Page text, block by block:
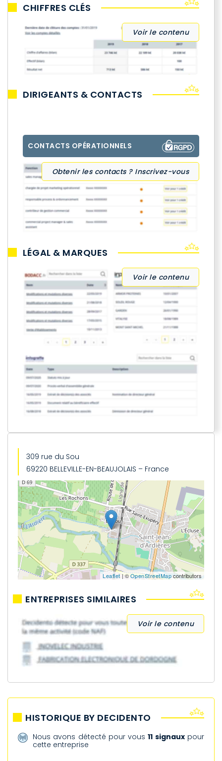
CHIFFRES CLÉS
Voir le contenu
DIRIGEANTS & CONTACTS
CONTACTS OPÉRATIONNELS
Obtenir les contacts ? Inscrivez-vous
LÉGAL & MARQUES
Voir le contenu
309 rue du Sou
69220 BELLEVILLE-EN-BEAUJOLAIS – France
Leaflet| ©OpenStreetMapcontributors
ENTREPRISES SIMILAIRES
Voir le contenu
HISTORIQUE BY DECIDENTO
Nous avons détecté pour vous11 signauxpour
cette entreprise